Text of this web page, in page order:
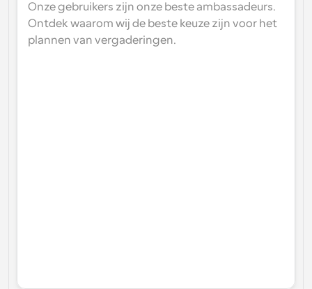
Onze gebruikers zijn onze beste ambassadeurs.
Ontdek waarom wij de beste keuze zijn voor het
plannen van vergaderingen.